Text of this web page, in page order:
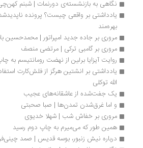
نگاهی به بازنشسته‌ی دورنمات | شبنم کهن‌چی
مروری بر جاده جدید امپراتور | محمدحسین باقی
مروری بر گامبی ترکی | مرتضی منصف
روایت آیزایا برلین از نهضت رومانتیسم به چاپ
الله توکلی
یک جفت‌شده از عاشقانه‌های عجیب
و اما غرق‌شدن تمدن‌ها | صبا صحبتی
مروری بر خفاش شب | شهلا خدیوی
همین طور که می‌میرم به چاپ دوم رسید
درباره نیش زنبور، بوسه قدیس | صمد چینی‌فروشان